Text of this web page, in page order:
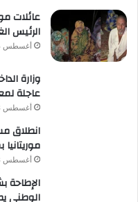
عائلات
الرئيس
أغسطس 4, 2026
وزارة
عاجلة
أغسطس 3, 2026
انطلاق
موريتانيا
أغسطس 3, 2026
الإطاحة
الوطني